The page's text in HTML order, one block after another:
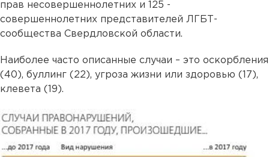
прав несовершеннолетних и 125 -
совершеннолетних представителей ЛГБТ-
сообщества Свердловской области.
Наиболее часто описанные случаи – это оскорбления
(40), буллинг (22), угроза жизни или здоровью (17),
клевета (19).